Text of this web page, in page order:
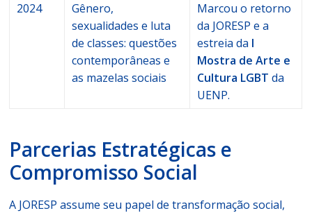
2024
Gênero,
sexualidades e luta
de classes: questões
contemporâneas e
as mazelas sociais
Marcou o retorno
da JORESP e a
estreia da I
Mostra de Arte e
Cultura LGBTda
UENP.
Parcerias Estratégicas e
Compromisso Social
A JORESP assume seu papel de transformação social,